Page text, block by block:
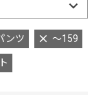
ンツ ～159